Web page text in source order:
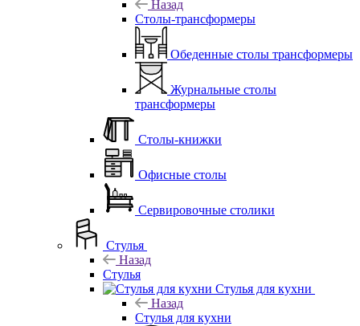
Назад
Столы-трансформеры
Обеденные столы трансформеры
Журнальные столы
трансформеры
Столы-книжки
Офисные столы
Сервировочные столики
Стулья
Назад
Стулья
Стулья для кухни
Назад
Стулья для кухни